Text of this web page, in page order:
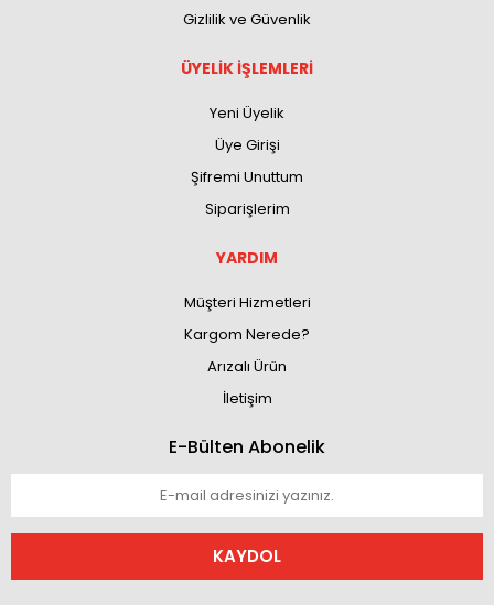
Gizlilik ve Güvenlik
ÜYELİK İŞLEMLERİ
Yeni Üyelik
Üye Girişi
Şifremi Unuttum
Siparişlerim
YARDIM
Müşteri Hizmetleri
Kargom Nerede?
Arızalı Ürün
İletişim
E-Bülten Abonelik
KAYDOL